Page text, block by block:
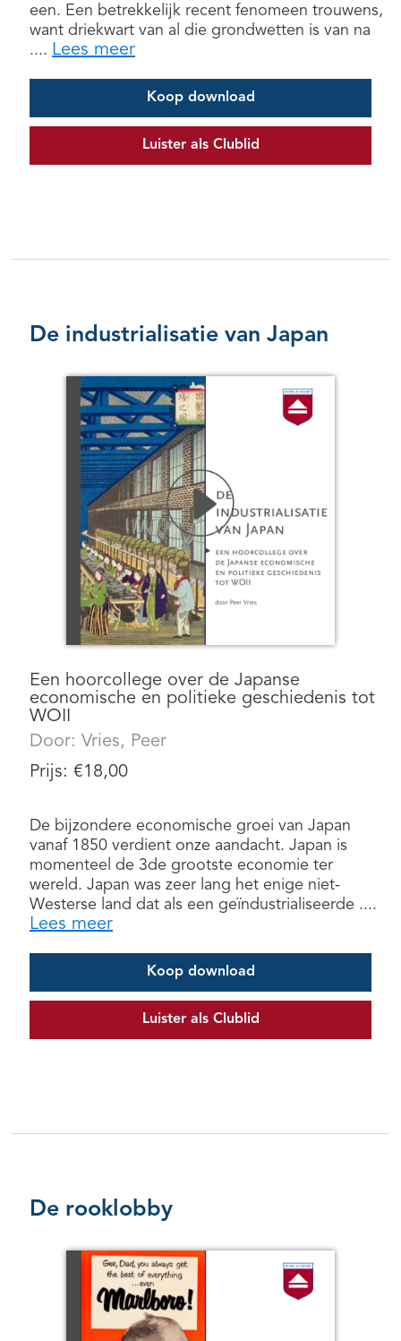
een. Een betrekkelijk recent fenomeen trouwens,
want driekwart van al die grondwetten is van na
.... Lees meer
Koop download
Luister als Clublid
De industrialisatie van Japan
Een hoorcollege over de Japanse
economische en politieke geschiedenis tot
WOII
Door: Vries, Peer
Prijs: €18,00
De bijzondere economische groei van Japan
vanaf 1850 verdient onze aandacht. Japan is
momenteel de 3de grootste economie ter
wereld. Japan was zeer lang het enige niet-
Westerse land dat als een geïndustrialiseerde ....
Lees meer
Koop download
Luister als Clublid
De rooklobby